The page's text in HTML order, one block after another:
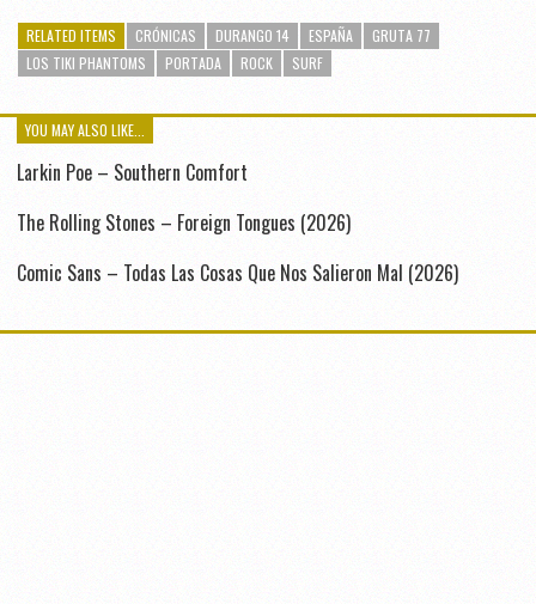
RELATED ITEMS CRÓNICAS DURANGO 14 ESPAÑA
GRUTA 77
LOS TIKI PHANTOMS
PORTADA ROCK SURF
YOU MAY ALSO LIKE...
Larkin Poe – Southern Comfort
The Rolling Stones – Foreign Tongues (2026)
Comic Sans – Todas Las Cosas Que Nos Salieron Mal (2026)